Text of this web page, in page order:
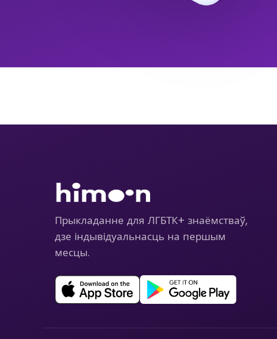
Прыкладанне для ЛГБТК+ знаёмстваў,
дзе індывідуальнасць на першым
месцы.